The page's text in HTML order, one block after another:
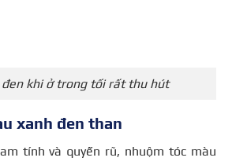
khi ở trong tối rất thu hút
xanh đen than
tính và quyến rũ, nhuộm tóc màu